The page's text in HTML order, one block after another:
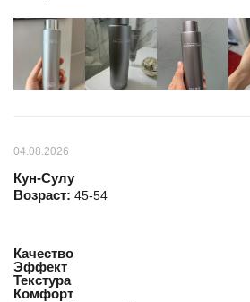
04.08.2026
Кун-Сулу
Возраст: 45-54
Качество
Эффект
Текстура
Комфорт